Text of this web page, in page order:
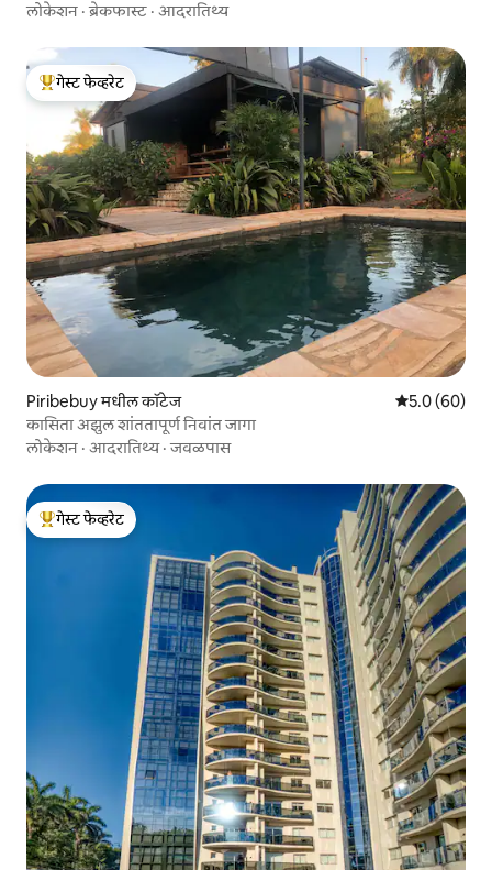
लोकेशन ·ब्रेकफास्ट · आदरातिथ्य
टॉप गेस्ट फेव्हरेट
गेस्ट फेव्हरेट
Piribebuy मधील कॉटेज 5 पैकी 5.0
5.0 (60)
कासिता अझुल शांततापूर्ण निवांत जागा
लोकेशन · आदरातिथ्य·जवळपास
टॉप गेस्ट फेव्हरेट
गेस्ट फेव्हरेट